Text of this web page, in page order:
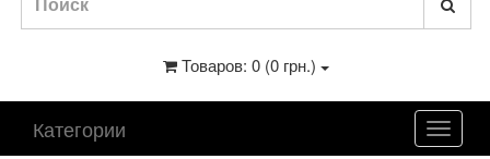
Товаров: 0 (0 грн.)
Категории